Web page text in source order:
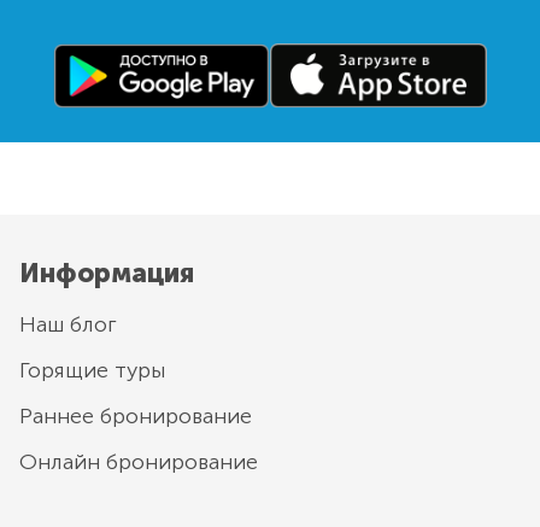
Информация
Наш блог
Горящие туры
Раннее бронирование
Онлайн бронирование